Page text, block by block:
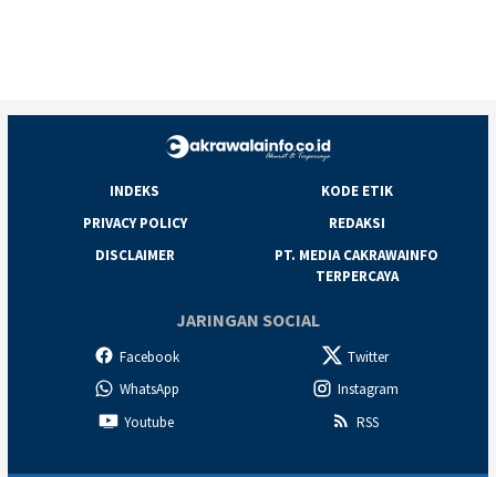
INDEKS
KODE ETIK
PRIVACY POLICY
REDAKSI
DISCLAIMER
PT. MEDIA CAKRAWAINFO
TERPERCAYA
JARINGAN SOCIAL
Facebook
Twitter
WhatsApp
Instagram
Youtube
RSS